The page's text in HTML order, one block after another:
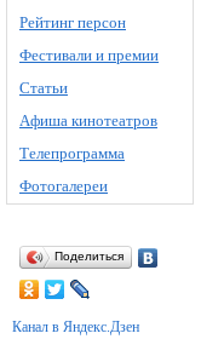
Рейтинг персон
Фестивали и премии
Статьи
Афиша кинотеатров
Телепрограмма
Фотогалереи
Поделиться
Канал в Яндекс.Дзен